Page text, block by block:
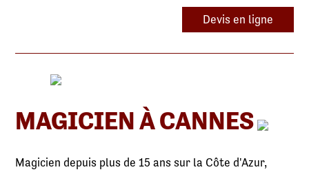
Devis en ligne
MAGICIEN À CANNES
Magicien depuis plus de 15 ans sur la Côte d'Azur,